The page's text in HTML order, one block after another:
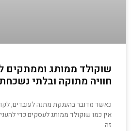
שוקולד ממותג וממתקים
חוויה מתוקה ובלתי נשכחת
כאשר מדובר בהענקת מתנה לעובדים,
אין כמו שוקולד ממותג לעסקים כדי
זה